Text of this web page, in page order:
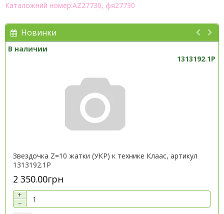
Каталожний номер:AZ27730, фя27730
Новинки
В наличии
1313192.1P
Звездочка Z=10 жатки (УКР) к технике Клаас, артикул
1313192.1P
2 350.00грн
+
−